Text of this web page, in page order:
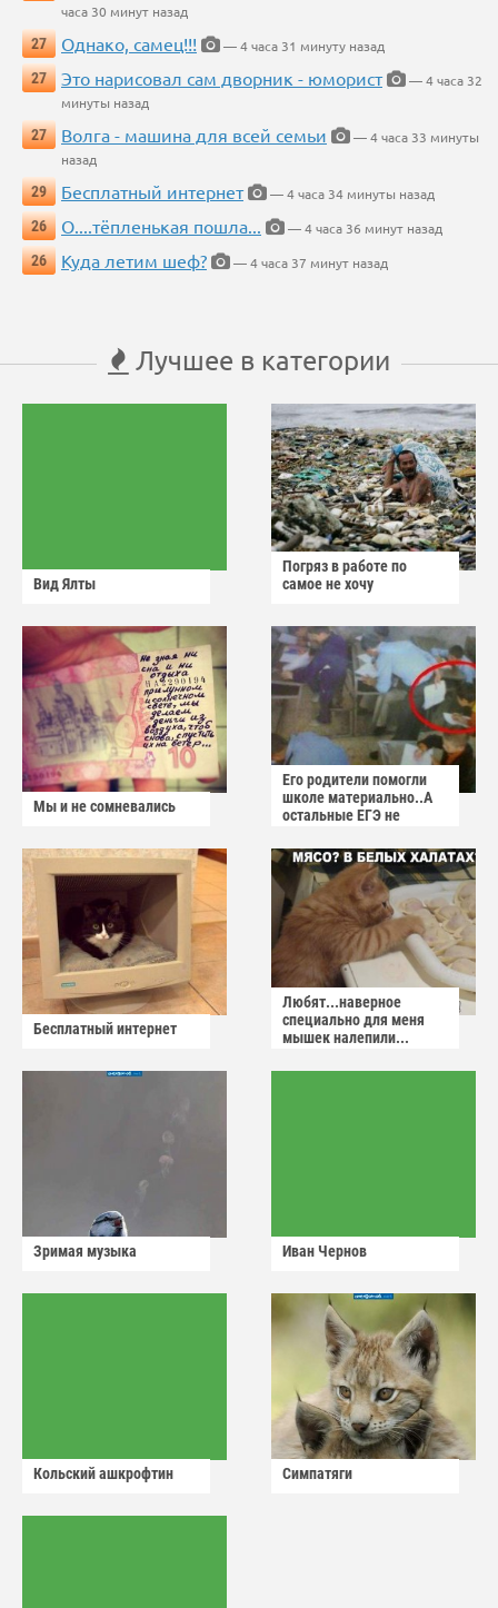
часа 30 минут назад
27
Однако, самец!!!
— 4 часа 31 минуту назад
27
Это нарисовал сам дворник - юморист
— 4 часа 32
минуты назад
27
Волга - машина для всей семьи
— 4 часа 33 минуты
назад
29
Бесплатный интернет
— 4 часа 34 минуты назад
26
О....тёпленькая пошла...
— 4 часа 36 минут назад
26
Куда летим шеф? — 4 часа 37 минут назад
Лучшее в категории
Вид Ялты
Погряз в работе по
самое не хочу
Мы и не сомневались
Его родители помогли
школе материально..А
остальные ЕГЭ не
Бесплатный интернет
Любят...наверное
специально для меня
мышек налепили...
Зримая музыка Иван Чернов
Кольский ашкрофтин Симпатяги